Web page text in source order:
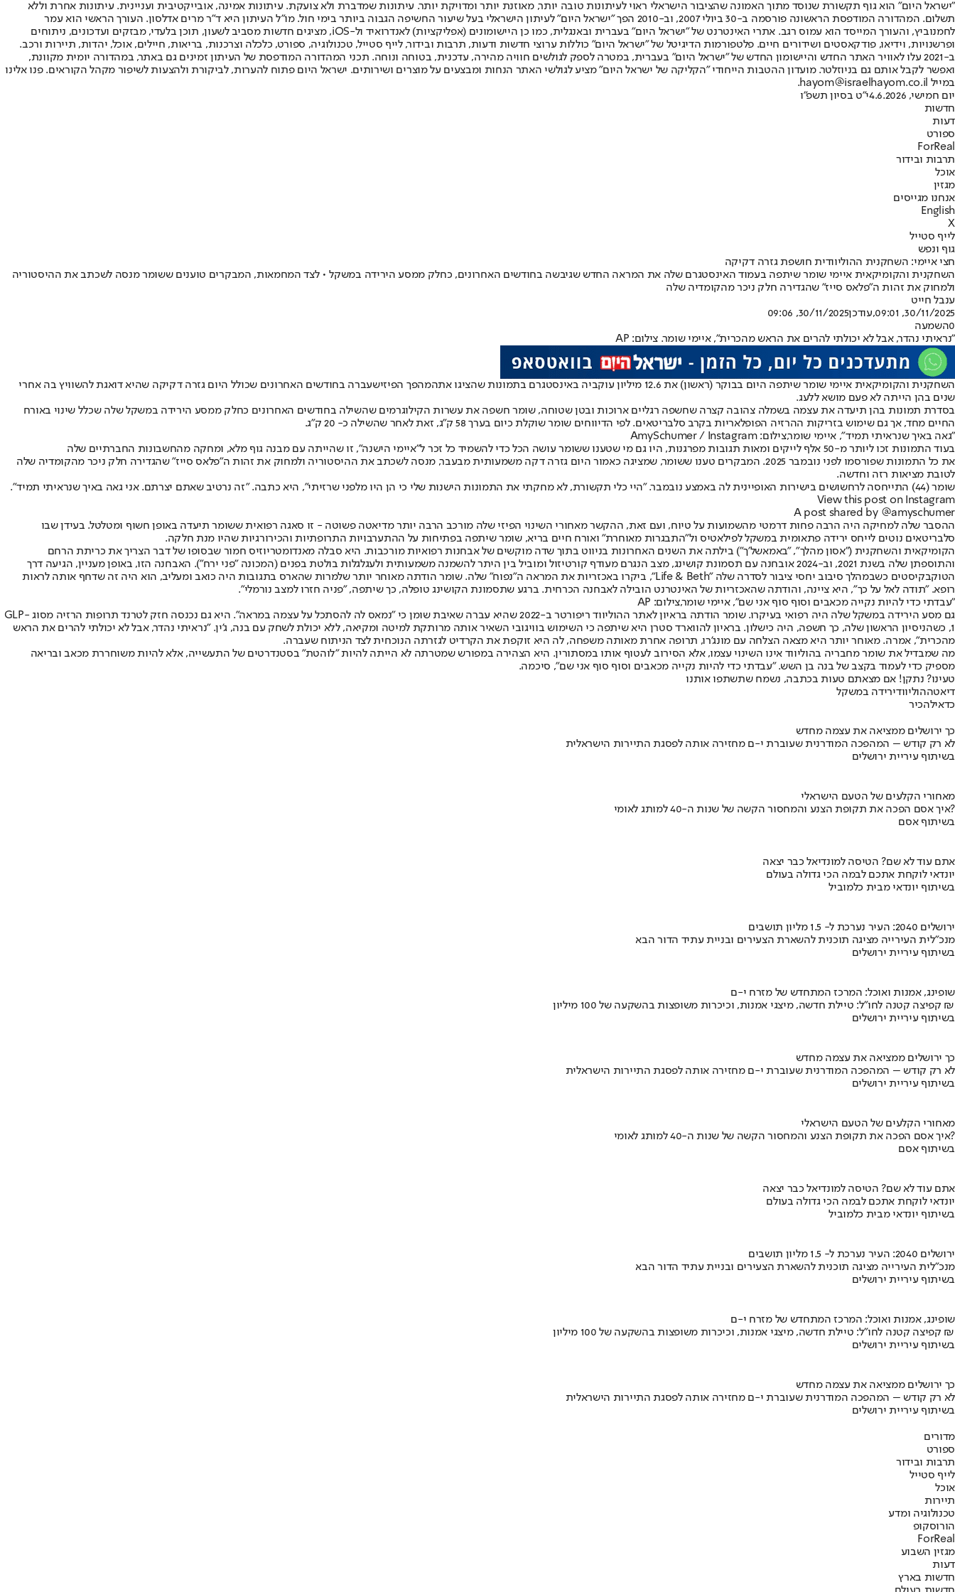
"ישראל היום" הוא גוף תקשורת שנוסד מתוך האמונה שהציבור הישראלי ראוי לעיתונות טובה יותר, מאוזנת יותר ומדויקת יותר. עיתונות שמדברת ולא צועקת. עיתונות אמינה, אובייקטיבית ועניינית. עיתונות אחרת וללא
תשלום. המהדורה המודפסת הראשונה פורסמה ב-30 ביולי 2007, וב-2010 הפך "ישראל היום" לעיתון הישראלי בעל שיעור החשיפה הגבוה ביותר בימי חול. מו"ל העיתון היא ד"ר מרים אדלסון. העורך הראשי הוא עמר
לחמנוביץ, והעורך המייסד הוא עמוס רגב. אתרי האינטרנט של "ישראל היום" בעברית ובאנגלית, כמו כן היישומונים (אפליקציות) לאנדרואיד ול-iOS, מציגים חדשות מסביב לשעון, תוכן בלעדי, מבזקים ועדכונים, ניתוחים
ופרשנויות, וידיאו, פודקאסטים ושידורים חיים. פלטפורמות הדיגיטל של "ישראל היום" כוללות ערוצי חדשות ודעות, תרבות ובידור, לייף סטייל, טכנולוגיה, ספורט, כלכלה וצרכנות, בריאות, חיילים, אוכל, יהדות, תיירות ורכב.
ב-2021 עלו לאוויר האתר החדש והיישומון החדש של "ישראל היום" בעברית, במטרה לספק לגולשים חוויה מהירה, עדכנית, בטוחה ונוחה. תכני המהדורה המודפסת של העיתון זמינים גם באתר, במהדורה יומית מקוונת,
ואפשר לקבל אותם גם בניוזלטר. מועדון ההטבות הייחודי "הקליקה של ישראל היום" מציע לגולשי האתר הנחות ומבצעים על מוצרים ושירותים. ישראל היום פתוח להערות, לביקורת ולהצעות לשיפור מקהל הקוראים. פנו אלינו
במייל hayom@israelhayom.co.il.
יום חמישי, 4.6.2026
י"ט בסיון תשפ"ו
חדשות
דעות
ספורט
ForReal
תרבות ובידור
אוכל
מגזין
אנחנו מגייסים
English
X
לייף סטייל
גוף ונפש
חצי איימי: השחקנית ההוליוודית חושפת גזרה דקיקה
השחקנית והקומיקאית איימי שומר שיתפה בעמוד האינסטגרם שלה את המראה החדש שגיבשה בחודשים האחרונים, כחלק ממסע הירידה במשקל • לצד המחמאות, המבקרים טוענים ששומר מנסה לשכתב את ההיסטוריה
ולמחוק את זהות ה"פלאס סייז" שהגדירה חלק ניכר מהקומדיה שלה
ענבל חייט
30/11/2025, 09:01
,עודכן30/11/2025, 09:06
0השמעה
"נראיתי נהדר, אבל לא יכולתי להרים את הראש מהכרית", איימי שומר. צילום: AP
השחקנית והקומיקאית איימי שומר שיתפה היום בבוקר (ראשון) את 12.6 מיליון עוקביה באינסטגרם בתמונות שהציגו את המהפך הפיזישעברה בחודשים האחרונים שכולל היום גזרה דקיקה שהיא דואגת להשוויץ בה אחרי
שנים בהן הייתה לא פעם מושא ללעג.
בסדרת תמונות בהן תיעדה את עצמה בשמלה צהובה קצרה שחשפה רגליים ארוכות ובטן שטוחה, שומר חשפה את עשרות הקילוגרמים שהשילה בחודשים האחרונים כחלק ממסע הירידה במשקל שלה שכלל שינוי באורח
החיים מחד, אך גם שימוש בזריקות ההרזיה הפופלאריות בקרב סלבריטאים. לפי הדיווחים שומר שוקלת כיום בערך 58 ק"ג, זאת לאחר שהשילה כ- 20 ק"ג.
"גאה באיך שנראיתי תמיד", איימי שומר,צילום: AmySchumer / Instagram
בעוד התמונות זכו ליותר מ-50 אלף לייקים ומאות תגובות מפרגנות, היו גם מי שטענו ששומר עושה הכל כדי להשמיד כל זכר ל"איימי הישנה", זו שהייתה עם מבנה גוף מלא, ומחקה מהחשבונות החברתיים שלה
את כל התמונות שפורסמו לפני נובמבר 2025. המבקרים טענו ששומר, שמציגה כאמור היום גזרה דקה משמעותית מבעבר, מנסה לשכתב את ההיסטוריה ולמחוק את זהות ה"פלאס סייז" שהגדירה חלק ניכר מהקומדיה שלה
לטובת מציאות רזה וחדשה.
שומר (44) התייחסה לרחשושים בישירות האופיינית לה באמצע נובמבר. "היי כלי תקשורת, לא מחקתי את התמונות הישנות שלי כי הן היו מלפני שרזיתי", היא כתבה. "זה נרטיב שאתם יצרתם. אני גאה באיך שנראיתי תמיד".
View this post on Instagram
A post shared by @amyschumer
ההסבר שלה למחיקה היה הרבה פחות דרמטי מהשמועות על טיוח, ועם זאת, ההקשר מאחורי השינוי הפיזי שלה מורכב הרבה יותר מדיאטה פשוטה - זו סאגה רפואית ששומר תיעדה באופן חשוף ומטלטל. בעידן שבו
סלבריטאים נוטים לייחס ירידה פתאומית במשקל לפילאטיס ול"התבגרות מאוחרת" ואורח חיים בריא, שומר שיתפה בפתיחות על ההתערבויות התרופתיות והכירורגיות שהיו מנת חלקה.
הקומיקאית והשחקנית ("אסון מהלך", "באמאשל'ך") בילתה את השנים האחרונות בניווט בתוך שדה מוקשים של אבחנות רפואיות מורכבות. היא סבלה מאנדומטריוזיס חמור שבסופו של דבר הצריך את כריתת הרחם
והתוספתן שלה בשנת 2021, וב-2024 אובחנה עם תסמונת קושינג, מצב הנגרם מעודף קורטיזול ומוביל בין היתר להשמנה משמעותית ולעגלגלות בולטת בפנים (המכונה "פני ירח"). האבחנה הזו, באופן מעניין, הגיעה דרך
הטוקבקיסטים כשבמהלך סיבוב יחסי ציבור לסדרה שלה "Life & Beth", ביקרו באכזריות את המראה ה"נפוח" שלה. שומר הודתה מאוחר יותר שלמרות שהארס בתגובות היה כואב ומעליב, הוא היה זה שדחף אותה לראות
רופא. "תודה לאל על כך", היא ציינה, והודתה שהאכזריות של האינטרנט הובילה לאבחנה הכרחית. ברגע שתסמונת הקושינג טופלה, כך שיתפה, "פניה חזרו למצב נורמלי".
"עבדתי כדי להיות נקייה מכאבים וסוף סוף אני שם", איימי שומר,צילום: AP
גם מסע הירידה במשקל שלה היה רפואי בעיקרו. שומר הודתה בראיון לאתר ההוליווד ריפורטר ב-2022 שהיא עברה שאיבת שומן כי "נמאס לה להסתכל על עצמה במראה". היא גם נכנסה חזק לטרנד תרופות הרזיה מסוג GLP-
1, כשהניסיון הראשון שלה, כך חשפה, היה כישלון. בראיון להווארד סטרן היא שיתפה כי השימוש בוויגובי השאיר אותה מרותקת למיטה ומקיאה, ללא יכולת לשחק עם בנה, ג'ין. "נראיתי נהדר, אבל לא יכולתי להרים את הראש
מהכרית", אמרה. מאוחר יותר היא מצאה הצלחה עם מונג'רו, תרופה אחרת מאותה משפחה, לה היא זוקפת את הקרדיט לגזרתה הנוכחית לצד הניתוח שעברה.
מה שמבדיל את שומר מחבריה בהוליווד אינו השינוי עצמו, אלא הסירוב לעטוף אותו במסתורין. היא הצהירה במפורש שמטרתה לא הייתה להיות "לוהטת" בסטנדרטים של התעשייה, אלא להיות משוחררת מכאב ובריאה
מספיק כדי לעמוד בקצב של בנה בן השש. "עבדתי כדי להיות נקייה מכאבים וסוף סוף אני שם", סיכמה.
טעינו? נתקן! אם מצאתם טעות בכתבה, נשמח שתשתפו אותנו
דיאטההוליוודירידה במשקל
כדאילהכיר
כך ירושלים ממציאה את עצמה מחדש
לא רק קודש – המהפכה המודרנית שעוברת י-ם מחזירה אותה לפסגת התיירות הישראלית
בשיתוף עיריית ירושלים
מאחורי הקלעים של הטעם הישראלי
איך אסם הפכה את תקופת הצנע והמחסור הקשה של שנות ה-40 למותג לאומי?
בשיתוף אסם
אתם עוד לא שם? הטיסה למונדיאל כבר יצאה
יונדאי לוקחת אתכם לבמה הכי גדולה בעולם
בשיתוף יונדאי מבית כלמוביל
ירושלים 2040: העיר נערכת ל- 1.5 מליון תושבים
מנכ"לית העירייה מציגה תוכנית להשארת הצעירים ובניית עתיד הדור הבא
בשיתוף עיריית ירושלים
שופינג, אמנות ואוכל: המרכז המתחדש של מזרח י-ם
קפיצה קטנה לחו"ל: טיילת חדשה, מיצגי אמנות, וכיכרות משופצות בהשקעה של 100 מיליון ₪
בשיתוף עיריית ירושלים
כך ירושלים ממציאה את עצמה מחדש
לא רק קודש – המהפכה המודרנית שעוברת י-ם מחזירה אותה לפסגת התיירות הישראלית
בשיתוף עיריית ירושלים
מאחורי הקלעים של הטעם הישראלי
איך אסם הפכה את תקופת הצנע והמחסור הקשה של שנות ה-40 למותג לאומי?
בשיתוף אסם
אתם עוד לא שם? הטיסה למונדיאל כבר יצאה
יונדאי לוקחת אתכם לבמה הכי גדולה בעולם
בשיתוף יונדאי מבית כלמוביל
ירושלים 2040: העיר נערכת ל- 1.5 מליון תושבים
מנכ"לית העירייה מציגה תוכנית להשארת הצעירים ובניית עתיד הדור הבא
בשיתוף עיריית ירושלים
שופינג, אמנות ואוכל: המרכז המתחדש של מזרח י-ם
קפיצה קטנה לחו"ל: טיילת חדשה, מיצגי אמנות, וכיכרות משופצות בהשקעה של 100 מיליון ₪
בשיתוף עיריית ירושלים
כך ירושלים ממציאה את עצמה מחדש
לא רק קודש – המהפכה המודרנית שעוברת י-ם מחזירה אותה לפסגת התיירות הישראלית
בשיתוף עיריית ירושלים
מדורים
ספורט
תרבות ובידור
לייף סטייל
אוכל
תיירות
טכנולוגיה ומדע
הורוסקופ
ForReal
מגזין השבוע
דעות
חדשות בארץ